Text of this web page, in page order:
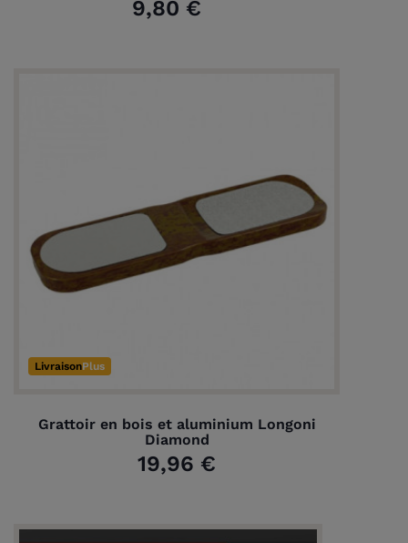
9,80 €
LivraisonPlus
Grattoir en bois et aluminium Longoni
Diamond
19,96 €